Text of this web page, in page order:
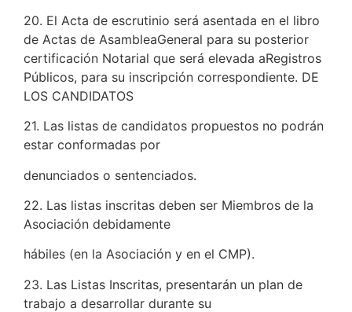
20. El Acta de escrutinio será asentada en el libro
de Actas de AsambleaGeneral para su posterior
certificación Notarial que será elevada aRegistros
Públicos, para su inscripción correspondiente. DE
LOS CANDIDATOS
21. Las listas de candidatos propuestos no podrán
estar conformadas por
denunciados o sentenciados.
22. Las listas inscritas deben ser Miembros de la
Asociación debidamente
hábiles (en la Asociación y en el CMP).
23. Las Listas Inscritas, presentarán un plan de
trabajo a desarrollar durante su